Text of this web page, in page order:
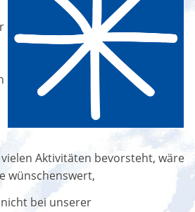
Aktivitäten bevorsteht, wäre
wünschenswert,
bei unserer